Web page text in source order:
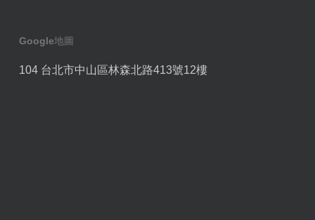
Google地圖
104 台北市中山區林森北路413號12樓